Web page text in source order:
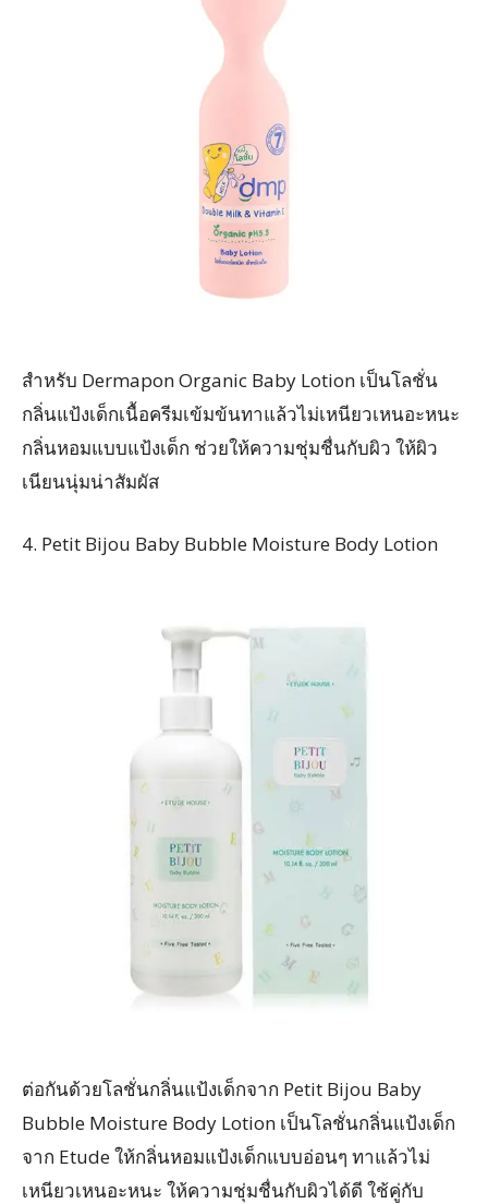
สำหรับ Dermapon Organic Baby Lotion เป็นโลชั่น
กลิ่นแป้งเด็กเนื้อครีมเข้มข้นทาแล้วไม่เหนียวเหนอะหนะ
กลิ่นหอมแบบแป้งเด็ก ช่วยให้ความชุ่มชื่นกับผิว ให้ผิว
เนียนนุ่มน่าสัมผัส
4. Petit Bijou Baby Bubble Moisture Body Lotion
ต่อกันด้วยโลชั่นกลิ่นแป้งเด็กจาก Petit Bijou Baby
Bubble Moisture Body Lotion เป็นโลชั่นกลิ่นแป้งเด็ก
จาก Etude ให้กลิ่นหอมแป้งเด็กแบบอ่อนๆ ทาแล้วไม่
เหนียวเหนอะหนะ ให้ความชุ่มชื่นกับผิวได้ดี ใช้คู่กับ